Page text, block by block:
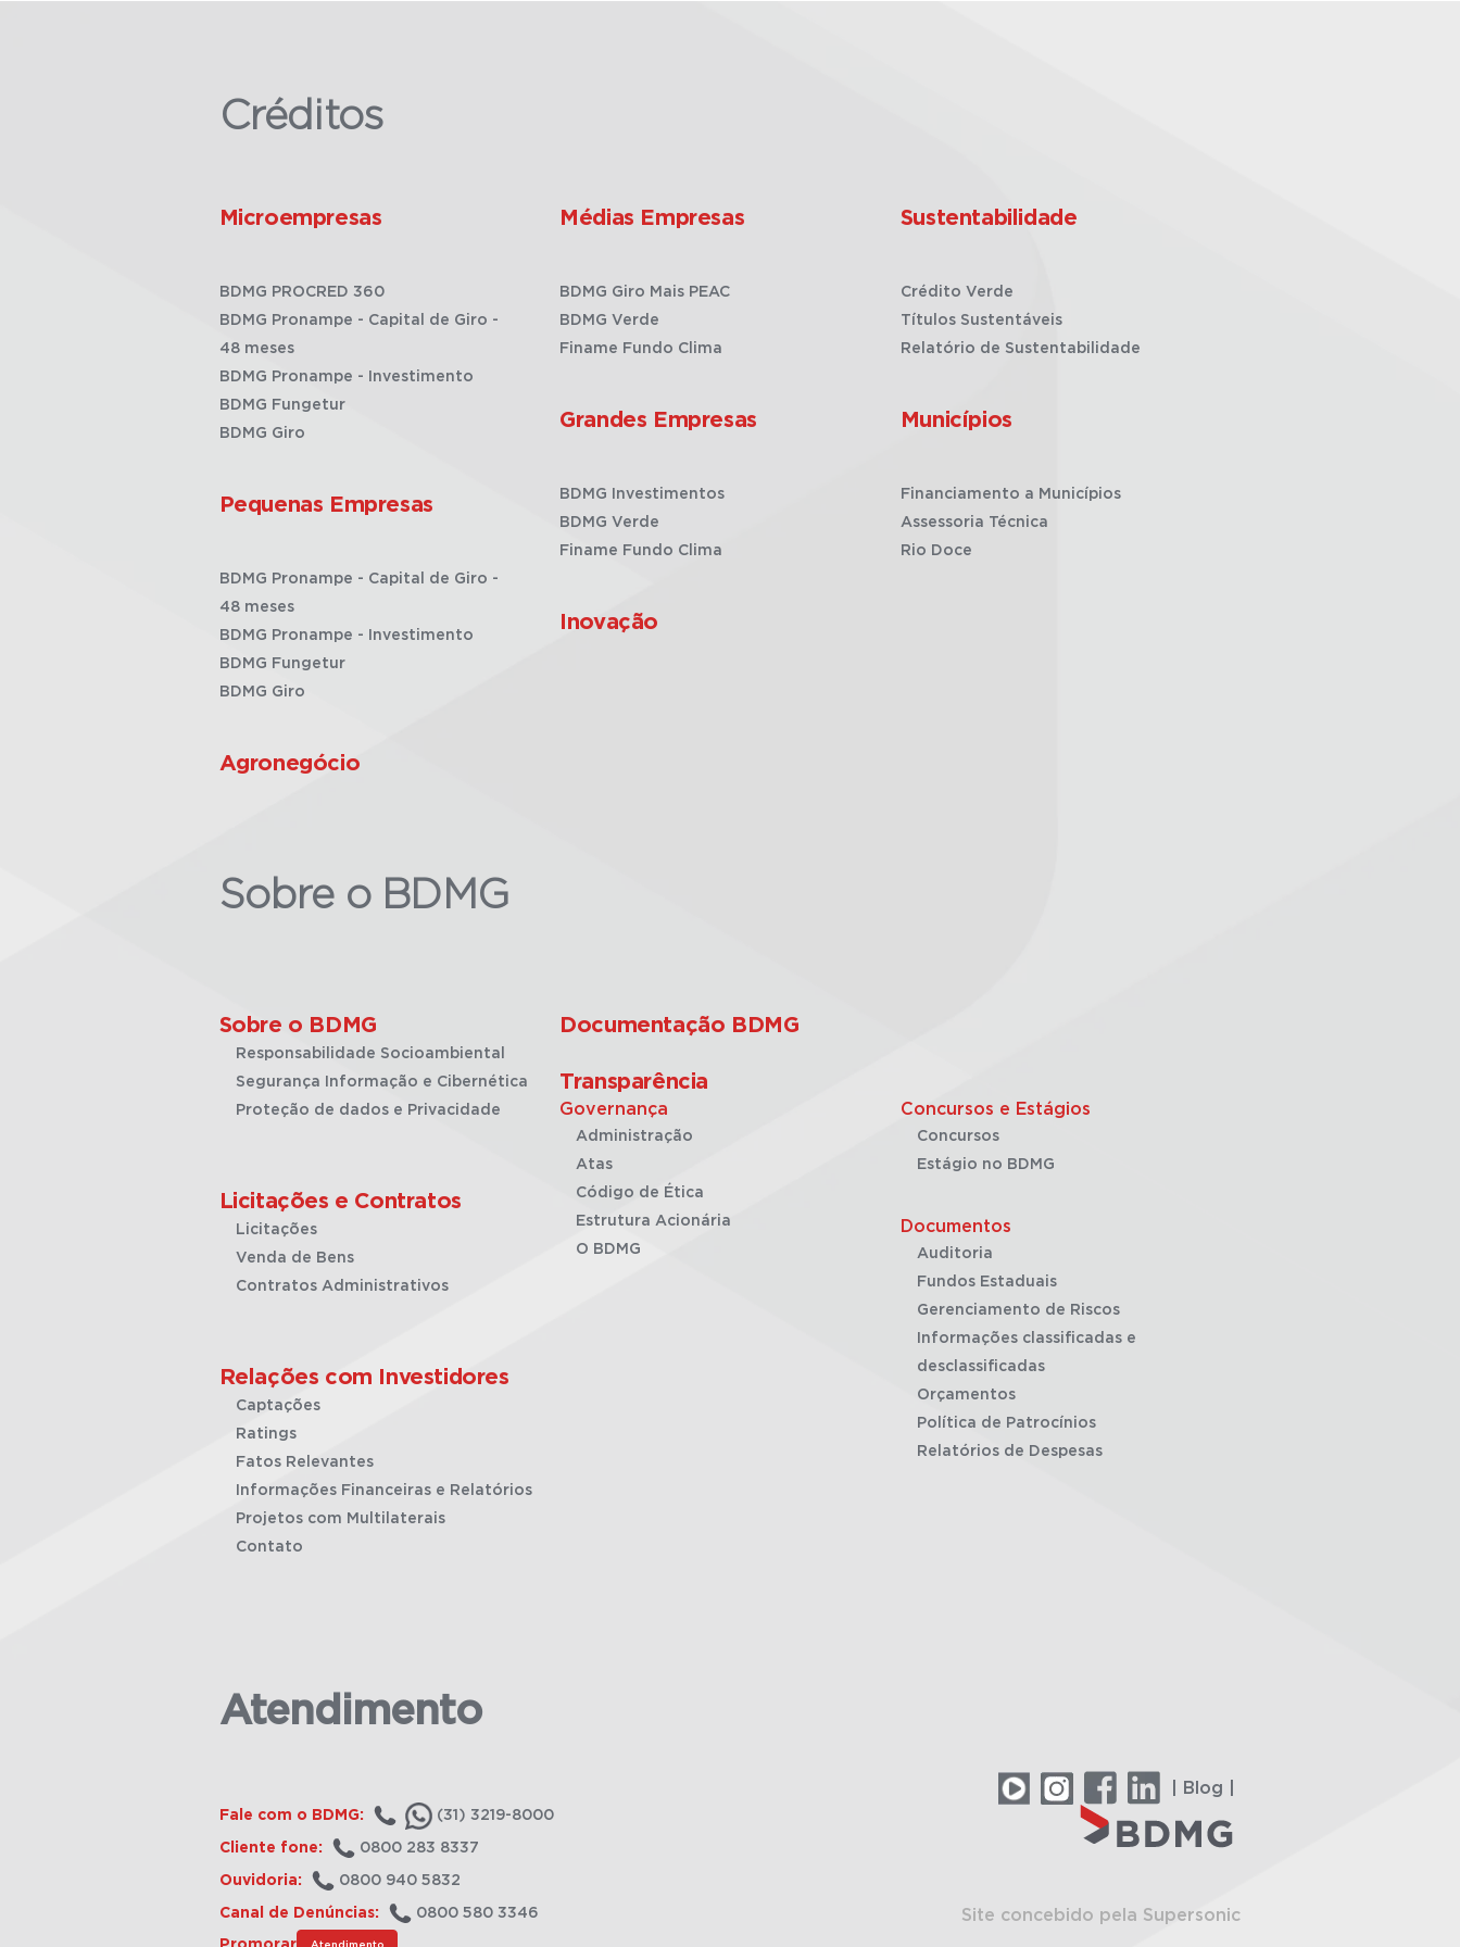
Créditos
Microempresas
BDMG PROCRED 360
BDMG Pronampe - Capital de Giro -
48 meses
BDMG Pronampe - Investimento
BDMG Fungetur
BDMG Giro
Pequenas Empresas
BDMG Pronampe - Capital de Giro -
48 meses
BDMG Pronampe - Investimento
BDMG Fungetur
BDMG Giro
Agronegócio
Médias Empresas
BDMG Giro Mais PEAC
BDMG Verde
Finame Fundo Clima
Grandes Empresas
BDMG Investimentos
BDMG Verde
Finame Fundo Clima
Inovação
Sustentabilidade
Crédito Verde
Títulos Sustentáveis
Relatório de Sustentabilidade
Municípios
Financiamento a Municípios
Assessoria Técnica
Rio Doce
Sobre o BDMG
Sobre o BDMG
Responsabilidade Socioambiental
Segurança Informação e Cibernética
Proteção de dados e Privacidade
Licitações e Contratos
Licitações
Venda de Bens
Contratos Administrativos
Relações com Investidores
Captações
Ratings
Fatos Relevantes
Informações Financeiras e Relatórios
Projetos com Multilaterais
Contato
Documentação BDMG
Transparência
Governança
Administração
Atas
Código de Ética
Estrutura Acionária
O BDMG
Concursos e Estágios
Concursos
Estágio no BDMG
Documentos
Auditoria
Fundos Estaduais
Gerenciamento de Riscos
Informações classificadas e
desclassificadas
Orçamentos
Política de Patrocínios
Relatórios de Despesas
Atendimento
Fale com o BDMG: (31) 3219-8000
Cliente fone: 0800 283 8337
Ouvidoria: 0800 940 5832
Canal de Denúncias: 0800 580 3346
Atendimento
| Blog |
Site concebido pela Supersonic